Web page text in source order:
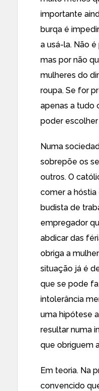
importante
burqa é
a usá-la. Não
mas por não
mulheres do
roupa. Se for
apenas a tudo
poder escolher
Numa
sobrepõe os
outros. O
comer a
budista de
empregador
abdicar das
obriga a
situação já é
que se pode
intolerância
uma hipótese
resultar numa
que obriguem
Em teoria. Na
convencido